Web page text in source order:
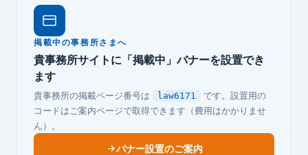
掲載中の事務所さまへ
貴事務所サイトに「掲載中」バナーを設置でき
ます
貴事務所の掲載ページ番号は law6171
です。設置用の
コードはご案内ページで取得できます（費用はかかりませ
ん）。
バナー設置のご案内